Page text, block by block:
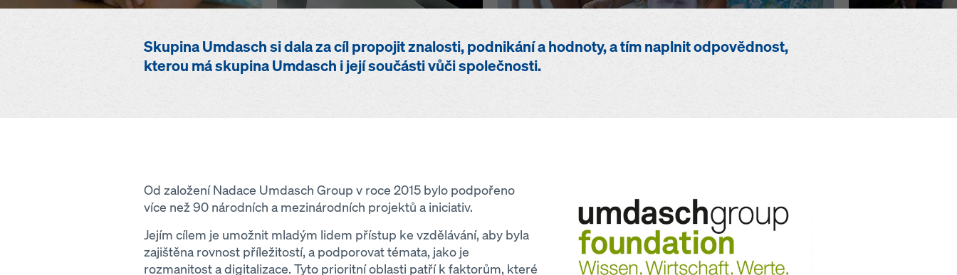
Skupina Umdasch si dala za cíl propojit znalosti, podnikání a hodnoty, a tím naplnit odpovědnost,
kterou má skupina Umdasch i její součásti vůči společnosti.
Od založení Nadace Umdasch Group v roce 2015 bylo podpořeno
více než 90 národních a mezinárodních projektů a iniciativ.
Jejím cílem je umožnit mladým lidem přístup ke vzdělávání, aby byla
zajištěna rovnost příležitostí, a podporovat témata, jako je
rozmanitost a digitalizace. Tyto prioritní oblasti patří k faktorům, které